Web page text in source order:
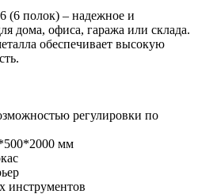
(6 полок) – надежное и
дома, офиса, гаража или склада.
обеспечивает высокую
регулировки по
мм
инструментов